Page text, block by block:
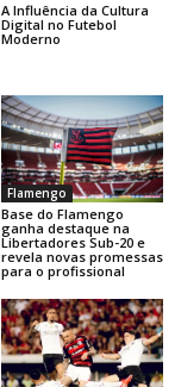
A Influência da Cultura
Digital no Futebol
Moderno
Flamengo
Base do Flamengo
ganha destaque na
Libertadores Sub-20 e
revela novas promessas
para o profissional